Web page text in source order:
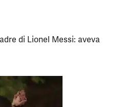
di Lionel Messi: aveva